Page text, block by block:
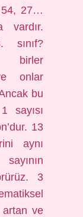
54, 27…
vardır.
sınıf?
birler
onlar
bu
sayısı
13
aynı
3
artan ve